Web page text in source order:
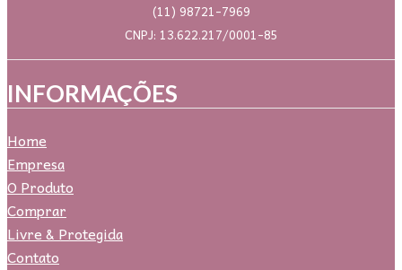
(11) 98721-7969
CNPJ: 13.622.217/0001-85
INFORMAÇÕES
Home
Empresa
O Produto
Comprar
Livre & Protegida
Contato